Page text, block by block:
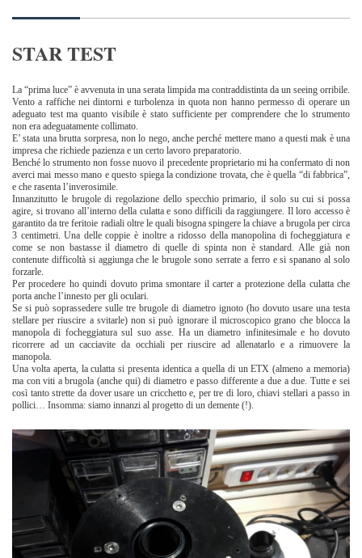
STAR TEST
La “prima luce” è avvenuta in una serata limpida ma contraddistinta da un seeing orribile.
Vento a raffiche nei dintorni e turbolenza in quota non hanno permesso di operare un
adeguato test ma quanto visibile è stato sufficiente per comprendere che lo strumento
non era adeguatamente collimato.
E’ stata una brutta sorpresa, non lo nego, anche perché mettere mano a questi mak è una
impresa che richiede pazienza e un certo lavoro preparatorio.
Benché lo strumento non fosse nuovo il precedente proprietario mi ha confermato di non
averci mai messo mano e questo spiega la condizione trovata, che è quella “di fabbrica”,
e che rasenta l’inverosimile.
Innanzitutto le brugole di regolazione dello specchio primario, il solo su cui si possa
agire, si trovano all’interno della culatta e sono difficili da raggiungere. Il loro accesso è
garantito da tre feritoie radiali oltre le quali bisogna spingere la chiave a brugola per circa
3 centimetri. Una delle coppie è inoltre a ridosso della manopolina di focheggiatura e
come se non bastasse il diametro di quelle di spinta non è standard. Alle già non
contenute difficoltà si aggiunga che le brugole sono serrate a ferro e si spanano al solo
forzarle.
Per procedere ho quindi dovuto prima smontare il carter a protezione della culatta che
porta anche l’innesto per gli oculari.
Se si può soprassedere sulle tre brugole di diametro ignoto (ho dovuto usare una testa
stellare per riuscire a svitarle) non si può ignorare il microscopico grano che blocca la
manopola di focheggiatura sul suo asse. Ha un diametro infinitesimale e ho dovuto
ricorrere ad un cacciavite da occhiali per riuscire ad allenatarlo e a rimuovere la
manopola.
Una volta aperta, la culatta si presenta identica a quella di un ETX (almeno a memoria)
ma con viti a brugola (anche qui) di diametro e passo differente a due a due. Tutte e sei
così tanto strette da dover usare un cricchetto e, per tre di loro, chiavi stellari a passo in
pollici… Insomma: siamo innanzi al progetto di un demente (!).